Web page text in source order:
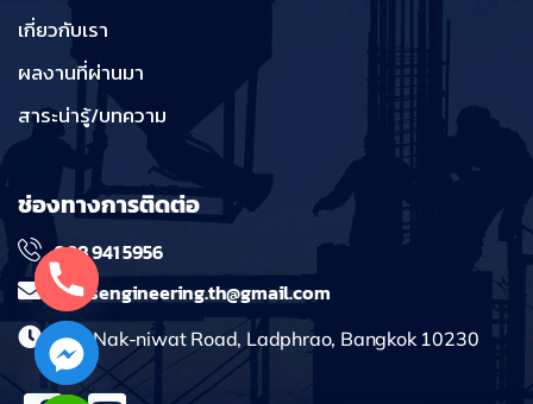
เกี่ยวกับเรา
ผลงานที่ผ่านมา
สาระน่ารู้/บทความ
ช่องทางการติดต่อ
098 941 5956
massengineering.th@gmail.com
241 Nak-niwat Road, Ladphrao, Bangkok 10230